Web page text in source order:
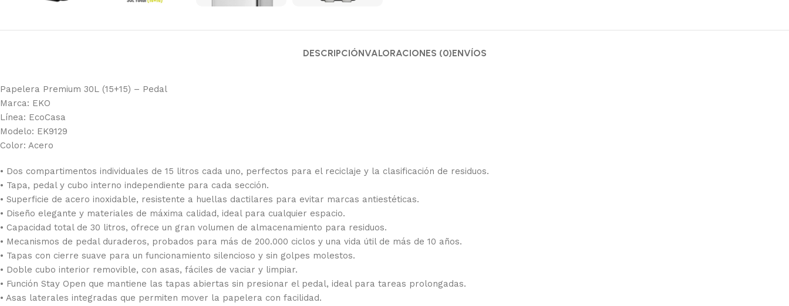
DESCRIPCIÓNVALORACIONES (0)ENVÍOS
Papelera Premium 30L (15+15) – Pedal
Marca: EKO
Línea: EcoCasa
Modelo: EK9129
Color: Acero
• Dos compartimentos individuales de 15 litros cada uno, perfectos para el reciclaje y la clasificación de residuos.
• Tapa, pedal y cubo interno independiente para cada sección.
• Superficie de acero inoxidable, resistente a huellas dactilares para evitar marcas antiestéticas.
• Diseño elegante y materiales de máxima calidad, ideal para cualquier espacio.
• Capacidad total de 30 litros, ofrece un gran volumen de almacenamiento para residuos.
• Mecanismos de pedal duraderos, probados para más de 200.000 ciclos y una vida útil de más de 10 años.
• Tapas con cierre suave para un funcionamiento silencioso y sin golpes molestos.
• Doble cubo interior removible, con asas, fáciles de vaciar y limpiar.
• Función Stay Open que mantiene las tapas abiertas sin presionar el pedal, ideal para tareas prolongadas.
• Asas laterales integradas que permiten mover la papelera con facilidad.